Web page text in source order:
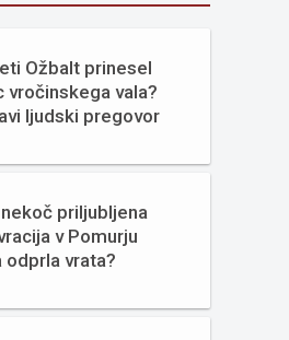
Ožbalt prinesel
vročinskega vala?
ljudski pregovor
priljubljena
v Pomurju
odprla vrata?